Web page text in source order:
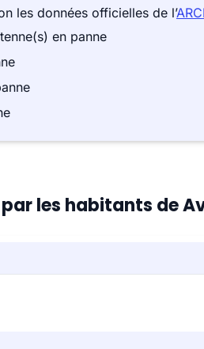
les données officielles de l’
en panne
les habitants de